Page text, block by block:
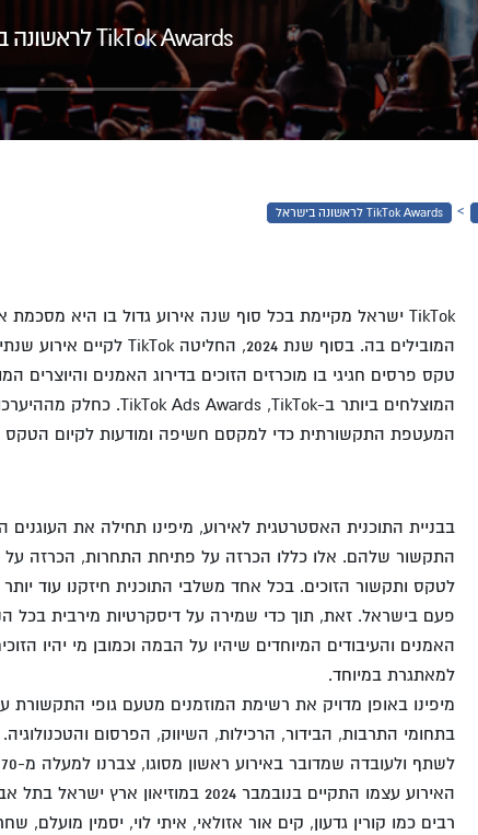
TikTok Awards לראשונה בישראל
› TikTok Awards לראשונה בישראל
TikTok ישראל מקיימת בכל סוף שנה אירוע גדול בו היא
המובילים בה. בסוף שנת 2024, החליטה
TikTok לקיים אירוע
טקס פרסים חגיגי בו מוכרזים הזוכים בדירוג האמנים והיוצרים
המוצלחים ביותר ב-TikTok
,
TikTok Ads Awards. כחלק
המעטפת התקשורתית כדי למקסם חשיפה ומודעות לקיום הטקס
בבניית התוכנית האסטרטגית לאירוע, מיפינו תחילה את
התקשור שלהם. אלו כללו הכרזה על פתיחת התחרות, הכרזה
פעם בישראל. זאת, תוך כדי שמירה על דיסקרטיות מירבית בכל
האמנים והעיבודים המיוחדים שיהיו על הבמה וכמובן מי יהיו
למאתגרת במיוחד.
מיפינו באופן מדויק את רשימת המוזמנים מטעם גופי
בתחומי התרבות, הבידור, הרכילות, השיווק, הפרסום
לשתף ולעובדה שמדובר באירוע ראשון מסוגו, צברנו למעלה מ-70 נציגי תקשורת.
רבים כמו קורין גדעון, קים אור אזולאי, איתי לוי, יסמין